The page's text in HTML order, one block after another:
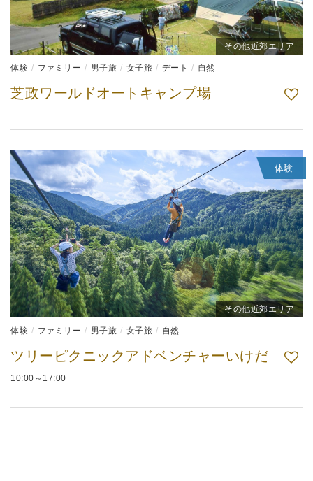
その他近郊エリア
体験 ファミリー 男子旅 女子旅 デート 自然
芝政ワールドオートキャンプ場
体験
その他近郊エリア
体験 ファミリー 男子旅 女子旅 自然
ツリーピクニックアドベンチャーいけだ
10:00～17:00